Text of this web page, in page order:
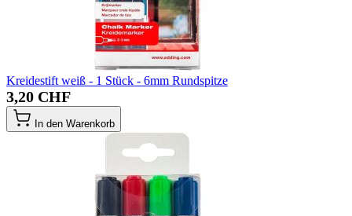
Kreidestift weiß - 1 Stück - 6mm Rundspitze
3,20 CHF
In den Warenkorb